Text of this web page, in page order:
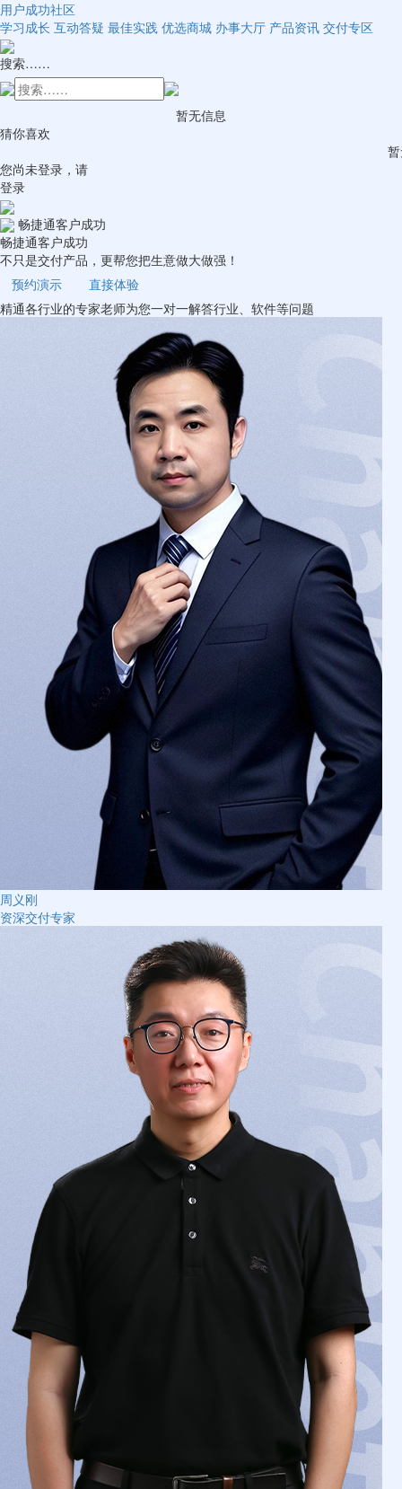
用户成功社区
学习成长 互动答疑 最佳实践 优选商城 办事大厅 产品资讯 交付专区
搜索……
暂无信息
猜你喜欢
您尚未登录，请
登录
畅捷通客户成功
畅捷通客户成功
不只是交付产品，更帮您把生意做大做强！
预约演示
直接体验
精通各行业的专家老师为您一对一解答行业、软件等问题
周义刚
资深交付专家